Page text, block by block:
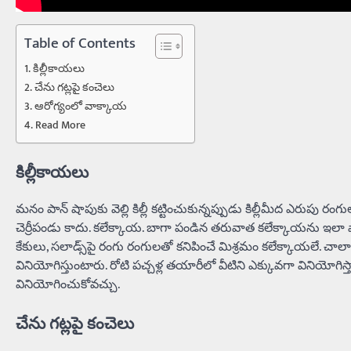
Table of Contents
కిల్లీకాయలు
చేను గట్లపై కంచెలు
ఆరోగ్యంలో వాక్కాయ
Read More
కిల్లీకాయలు
మనం పాన్‌ షాపుకు వెల్లి కిల్లీ కట్టించుకున్నప్పుడు కిల్లీమీద ఎరుపు
చెర్రీపండు కాదు. కలేక్కాయ. బాగా పండిన తరువాత కలేక్కాయను
కేకులు, సలాడ్స్‌పై రంగు రంగులతో కనిపించే మిశ్రమం కలేక్కాయలే.
వినియోగిస్తుంటారు. రోటి పచ్చళ్ల తయారీలో వీటిని ఎక్కువగా
వినియోగించుకోవచ్చు.
చేను గట్లపై కంచెలు